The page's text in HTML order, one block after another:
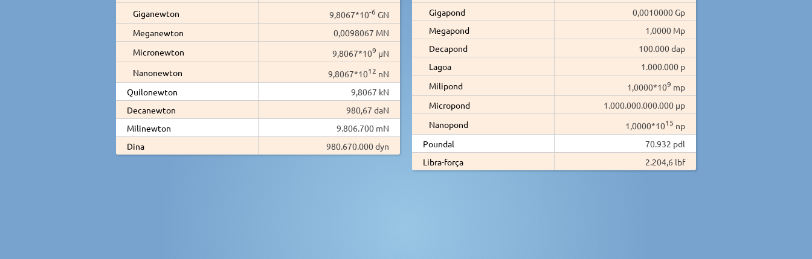
Giganewton
9,8067*10-6 GN
Meganewton
0,0098067 MN
Micronewton
9,8067*109 µN
Nanonewton
9,8067*1012 nN
Quilonewton
9,8067 kN
Decanewton
980,67 daN
Milinewton
9.806.700 mN
Dina
980.670.000 dyn
Gigapond
0,0010000 Gp
Megapond
1,0000 Mp
Decapond
100.000 dap
Lagoa
1.000.000 p
Milipond
1,0000*109 mp
Micropond
1.000.000.000.000 µp
Nanopond
1,0000*1015 np
Poundal
70.932 pdl
Libra-força
2.204,6 lbf